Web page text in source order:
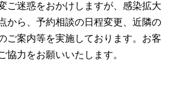
ご迷惑をおかけしますが、感染拡大
から、予約相談の日程変更、近隣の
ご案内等を実施しております。お客
協力をお願いいたします。